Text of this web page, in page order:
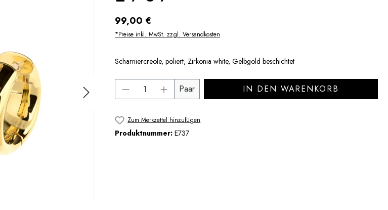
Regulärer Preis:
99,00 €
*Preise inkl. MwSt. zzgl. Versandkosten
Scharniercreole, poliert, Zirkonia white, Gelbgold beschichtet
Produkt Anzahl: Gib den gewünschten Wert ein
Paar IN DEN WARENKORB
Zum Merkzettel hinzufügen
Produktnummer: E737